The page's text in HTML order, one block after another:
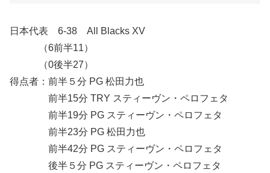
日本代表 6-38 All Blacks XV
（6前半11）
（0後半27）
得点者：前半５分 PG 松田力也
前半15分 TRY スティーヴン・ペロフェタ
前半19分 PG スティーヴン・ペロフェタ
前半23分 PG 松田力也
前半42分 PG スティーヴン・ペロフェタ
後半５分 PG スティーヴン・ペロフェタ